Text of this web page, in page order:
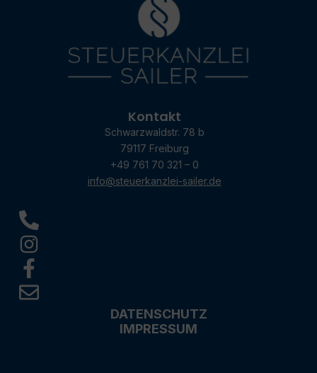
Kontakt
Schwarzwaldstr. 78 b
79117 Freiburg
+49 761 70 321 – 0
info@steuerkanzlei-sailer.de
DATENSCHUTZ
IMPRESSUM